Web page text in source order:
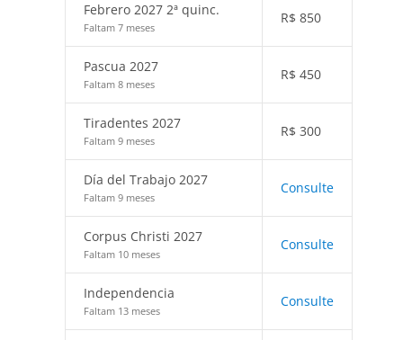
Febrero 2027 2ª quinc.
Faltam 7 meses
R$ 850
Pascua 2027
Faltam 8 meses
R$ 450
Tiradentes 2027
Faltam 9 meses
R$ 300
Día del Trabajo 2027
Faltam 9 meses
Consulte
Corpus Christi 2027
Faltam 10 meses
Consulte
Independencia
Faltam 13 meses
Consulte